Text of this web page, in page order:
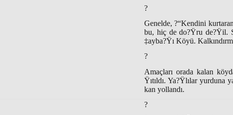
?
Genelde, ?“Kendini
bu, hiç de do?Ÿru de?Ÿil.
‡ayba?Ÿı Köyü.
?
Amaçları orada kalan
Ÿıtıldı. Ya?Ÿlılar
kan yollandı.
?